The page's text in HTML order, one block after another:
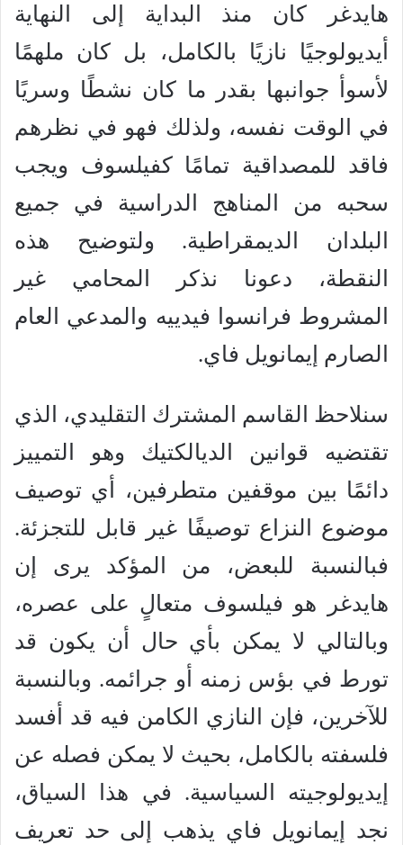
هايدغر كان منذ البداية إلى النهاية
أيديولوجيًا نازيًا بالكامل، بل كان ملهمًا
لأسوأ جوانبها بقدر ما كان نشطًا وسريًا
في الوقت نفسه، ولذلك فهو في نظرهم
فاقد للمصداقية تمامًا كفيلسوف ويجب
سحبه من المناهج الدراسية في جميع
البلدان الديمقراطية. ولتوضيح هذه
النقطة، دعونا نذكر المحامي غير
المشروط فرانسوا فيدييه والمدعي العام
الصارم إيمانويل فاي.
سنلاحظ القاسم المشترك التقليدي، الذي
تقتضيه قوانين الديالكتيك وهو التمييز
دائمًا بين موقفين متطرفين، أي توصيف
موضوع النزاع توصيفًا غير قابل للتجزئة.
فبالنسبة للبعض، من المؤكد يرى إن
هايدغر هو فيلسوف متعالٍ على عصره،
وبالتالي لا يمكن بأي حال أن يكون قد
تورط في بؤس زمنه أو جرائمه. وبالنسبة
للآخرين، فإن النازي الكامن فيه قد أفسد
فلسفته بالكامل، بحيث لا يمكن فصله عن
إيديولوجيته السياسية. في هذا السياق،
نجد إيمانويل فاي يذهب إلى حد تعريف